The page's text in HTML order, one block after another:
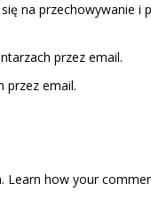
na przechowywanie i
przez email.
przez email.
Learn how your